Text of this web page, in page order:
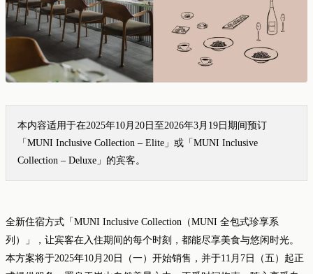
本内容适用于在2025年10月20日至2026年3月19日期间预订
「MUNI Inclusive Collection – Elite」或「MUNI Inclusive
Collection – Deluxe」的宾客。
全新住宿方式「MUNI Inclusive Collection（MUNI 全包式珍享系
列）」，让宾客在入住期间的每个时刻，都能尽享美食与悠闲时光。
本方案将于2025年10月20日（一）开始销售，并于11月7日（五）起正